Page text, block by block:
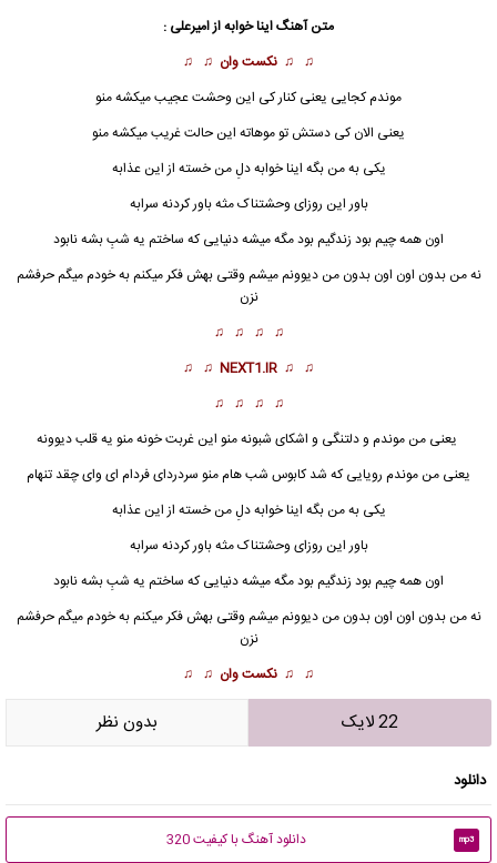
متن آهنگ اینا خوابه ازامیرعلی :
♫ ♫ نکست وان ♫ ♫
موندم کجایی یعنی کنار کی این وحشت عجیب میکشه منو
یعنی الان کی دستش تو موهاته این حالت غریب میکشه منو
یکی به من بگه اینا خوابهدلِ من خسته از این عذابه
باور این روزای وحشتناک مثه باور کردنه سرابه
اون همه چیم بود زندگیم بود مگه میشه دنیایی که ساختم یه شبِ بشه نابود
نه من بدون اون اون بدون من دیوونم میشم وقتی بهش فکر میکنم به خودم میگم حرفشم
نزن
♫ ♫ ♫ ♫
♫ ♫
NEXT1.IR
♫ ♫
♫ ♫ ♫ ♫
یعنی من موندم و دلتنگی و اشکای شبونه منو این غربت خونه منو یه قلب دیوونه
یعنی من موندم رویایی که شد کابوس شب هام منو سردردای فردام ای وای چقد تنهام
یکی به من بگه اینا خوابهدلِ من خسته از این عذابه
باور این روزای وحشتناک مثه باور کردنه سرابه
اون همه چیم بود زندگیم بود مگه میشه دنیایی که ساختم یه شبِ بشه نابود
نه من بدون اون اون بدون من دیوونم میشم وقتی بهش فکر میکنم به خودم میگم حرفشم
نزن
♫ ♫ نکست وان ♫ ♫
22 لایک بدون نظر
دانلود
mp3 دانلود آهنگ با کیفیت 320